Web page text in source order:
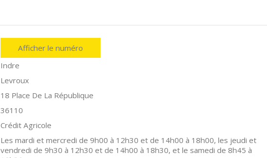
Afficher le numéro
Indre
Levroux
18 Place De La République
36110
Crédit Agricole
Les mardi et mercredi de 9h00 à 12h30 et de 14h00 à 18h00, les jeudi et
vendredi de 9h30 à 12h30 et de 14h00 à 18h30, et le samedi de 8h45 à